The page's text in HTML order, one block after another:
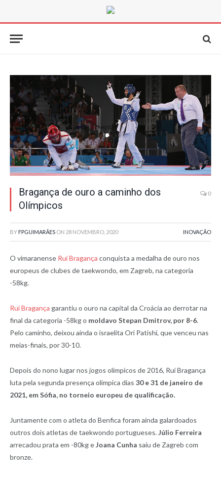
Bragança de ouro a caminho dos
Olímpicos
0
BY FPGUIMARÃES ON 28 NOVEMBRO, 2020 INOVAÇÃO
O vimaranense Rui Bragança conquista a medalha de ouro nos
europeus de clubes de taekwondo, em Zagreb, na categoria
-58kg.
Rui Bragança garantiu o ouro na capital da Croácia ao derrotar na
final da categoria -58kg o moldavo Stepan Dmitrov, por 8-6.
Pelo caminho, deixou ainda o israelita Ori Patishi, que venceu nas
meias-finais, por 30-10.
Depois do nono lugar nos jogos olímpicos de 2016, Rui Bragança
luta pela segunda presença olímpica dias 30 e 31 de janeiro de
2021, em Sófia, no torneio europeu de qualificação.
Juntamente com o atleta do Benfica foram ainda galardoados
outros dois atletas de taekwondo portugueses.Júlio Ferreira
arrecadou prata em -80kg eJoana Cunha saiu de Zagreb com
bronze.